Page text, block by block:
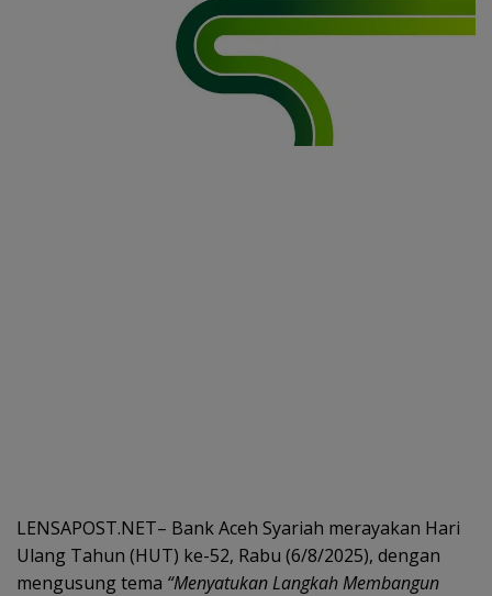
LENSAPOST.NET– Bank Aceh Syariah merayakan Hari
Ulang Tahun (HUT) ke-52, Rabu (6/8/2025), dengan
mengusung tema “Menyatukan Langkah Membangun